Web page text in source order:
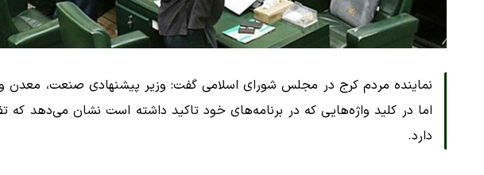
نماینده مردم کرج در مجلس شورای اسلامی گفت: وزیر پیشنهادی صنعت،
اما در کلید واژه‌هایی که در برنامه‌های خود تاکید داشته است نشان می‌دهد که
دارد.